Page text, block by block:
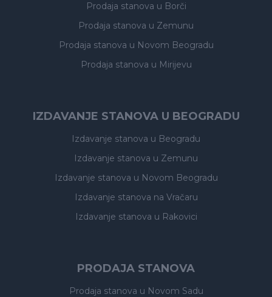
Prodaja stanova u Borči
Prodaja stanova u Zemunu
Prodaja stanova u Novom Beogradu
Prodaja stanova u Mirijevu
IZDAVANJE STANOVA U BEOGRADU
Izdavanje stanova u Beogradu
Izdavanje stanova u Zemunu
Izdavanje stanova u Novom Beogradu
Izdavanje stanova na Vračaru
Izdavanje stanova u Rakovici
PRODAJA STANOVA
Prodaja stanova u Novom Sadu